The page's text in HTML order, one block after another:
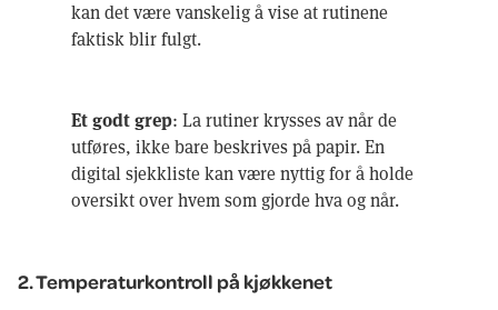
kan det være vanskelig å vise at rutinene
faktisk blir fulgt.
Et godt grep: La rutiner krysses av når de
utføres, ikke bare beskrives på papir. En
digital sjekkliste kan være nyttig for å holde
oversikt over hvem som gjorde hva og når.
2. Temperaturkontroll på kjøkkenet